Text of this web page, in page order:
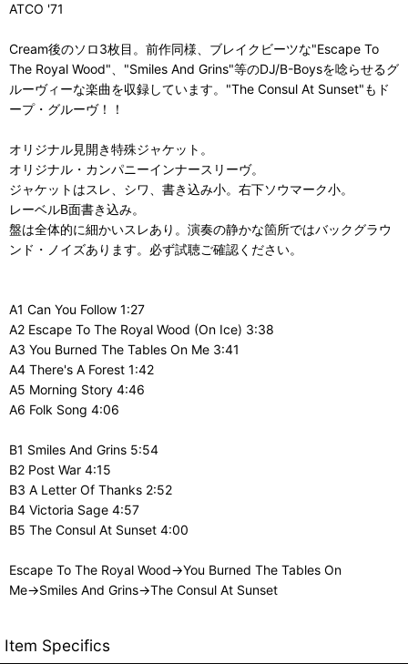
ATCO '71
Cream後のソロ3枚目。前作同様、ブレイクビーツな"Escape To
The Royal Wood"、"Smiles And Grins"等のDJ/B-Boysを唸らせるグ
ルーヴィーな楽曲を収録しています。"The Consul At Sunset"もド
ープ・グルーヴ！！
オリジナル見開き特殊ジャケット。
オリジナル・カンパニーインナースリーヴ。
ジャケットはスレ、シワ、書き込み小。右下ソウマーク小。
レーベルB面書き込み。
盤は全体的に細かいスレあり。演奏の静かな箇所ではバックグラウ
ンド・ノイズあります。必ず試聴ご確認ください。
A1 Can You Follow 1:27
A2 Escape To The Royal Wood (On Ice) 3:38
A3 You Burned The Tables On Me 3:41
A4 There's A Forest 1:42
A5 Morning Story 4:46
A6 Folk Song 4:06
B1 Smiles And Grins 5:54
B2 Post War 4:15
B3 A Letter Of Thanks 2:52
B4 Victoria Sage 4:57
B5 The Consul At Sunset 4:00
Escape To The Royal Wood→You Burned The Tables On
Me→Smiles And Grins→The Consul At Sunset
Item Specifics